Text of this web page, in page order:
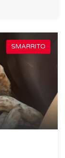
SMARRITO